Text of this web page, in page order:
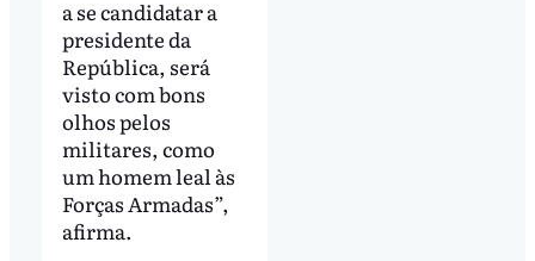
a se candidatar a
presidente da
República, será
visto com bons
olhos pelos
militares, como
um homem leal às
Forças Armadas”,
afirma.